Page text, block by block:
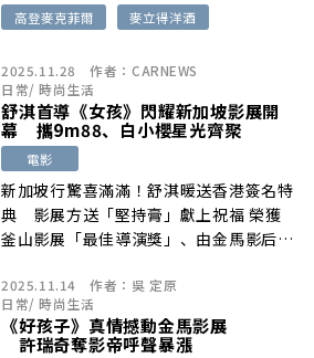
高登麥克菲爾
麥立得洋酒
2025.11.28 作者： CARNEWS
日常/時尚生活
舒淇首導《女孩》閃耀新加坡影展開
幕 攜9m88、白小櫻星光齊聚
電影
新加坡行驚喜滿滿！舒淇暖送香港簽名特
典 影展方送「堅持膏」獻上祝福 榮獲
釜山影展「最佳導演獎」、由金馬影后舒
2025.11.14 作者： 吳 定原
日常/時尚生活
《好孩子》真情撼動金馬影展
許瑞奇奪影帝呼聲暴漲